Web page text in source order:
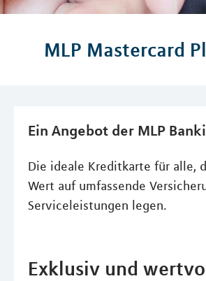
MLP Mastercard
Ein Angebot der MLP
Die ideale Kreditkarte für alle,
Wert auf umfassende
Serviceleistungen legen.
Exklusiv und